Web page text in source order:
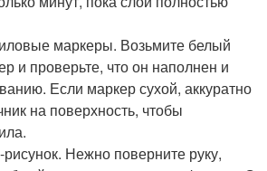
маркеры. Возьмите белый
и проверьте, что он наполнен и
Если маркер сухой, аккуратно
на поверхность, чтобы
Нежно поверните руку,